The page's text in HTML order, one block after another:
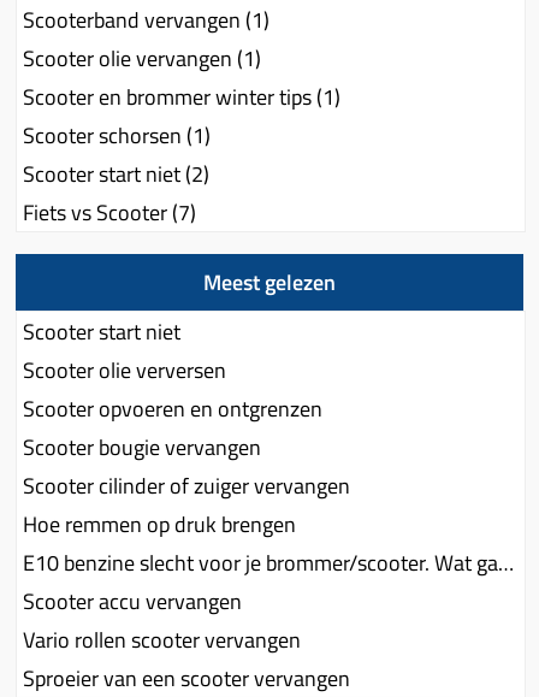
Scooterband vervangen (1)
Scooter olie vervangen (1)
Scooter en brommer winter tips (1)
Scooter schorsen (1)
Scooter start niet (2)
Fiets vs Scooter (7)
Meest gelezen
Scooter start niet
Scooter olie verversen
Scooter opvoeren en ontgrenzen
Scooter bougie vervangen
Scooter cilinder of zuiger vervangen
Hoe remmen op druk brengen
E10 benzine slecht voor je brommer/scooter. Wat gaat er stuk en wat kun je eraan doen?
Scooter accu vervangen
Vario rollen scooter vervangen
Sproeier van een scooter vervangen